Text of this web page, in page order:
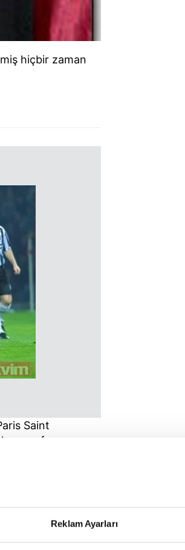
Reklam Ayarları
hiçbir zaman
Saint
formasını